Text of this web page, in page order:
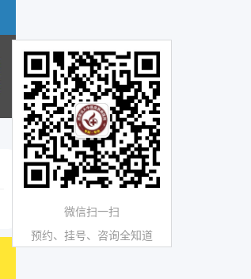
微信扫一扫
预约、挂号、咨询全知道